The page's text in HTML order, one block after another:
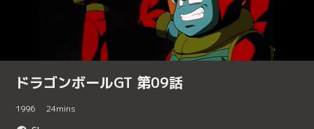
ドラゴンボールGT 第09話
1996 24mins